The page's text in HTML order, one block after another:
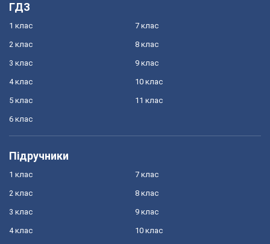
ГДЗ
1 клас
2 клас
3 клас
4 клас
5 клас
6 клас
7 клас
8 клас
9 клас
10 клас
11 клас
Підручники
1 клас
2 клас
3 клас
4 клас
7 клас
8 клас
9 клас
10 клас